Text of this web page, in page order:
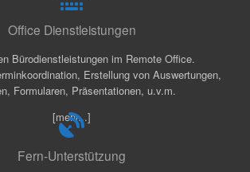
Office Dienstleistungen
Bürodienstleistungen im Remote Office.
Erstellung von Auswertungen,
Formularen, Präsentationen, u.v.m.
[mehr...]
Fern-Unterstützung